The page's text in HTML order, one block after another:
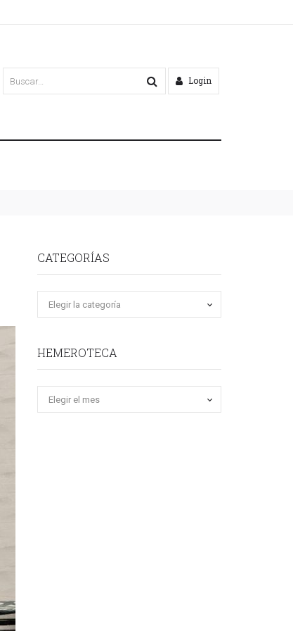
Login
CATEGORÍAS
HEMEROTECA